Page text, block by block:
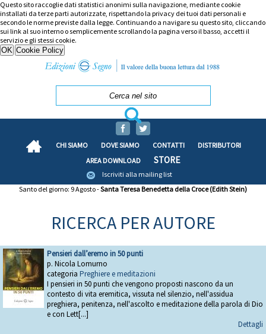
Questo sito raccoglie dati statistici anonimi sulla navigazione, mediante cookie
installati da terze parti autorizzate, rispettando la privacy dei tuoi dati personali e
secondo le norme previste dalla legge. Continuando a navigare su questo sito, cliccando
sui link al suo interno o semplicemente scrollando la pagina verso il basso, accetti il
servizio e gli stessi cookie.
CHI SIAMO DOVE SIAMO CONTATTI
DISTRIBUTORI
AREA DOWNLOAD
STORE
Iscriviti alla mailing list
Santo del giorno: 9 Agosto -Santa Teresa Benedetta della Croce (Edith Stein)
RICERCA PER AUTORE
Pensieri dall’eremo in 50 punti
p. Nicola Lomurno
categoria Preghiere e meditazioni
I pensieri in 50 punti che vengono proposti nascono da un
contesto di vita eremitica, vissuta nel silenzio, nell'assidua
preghiera, penitenza, nell'ascolto e meditazione della parola di Dio
e con Lett[...]
Dettagli